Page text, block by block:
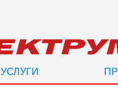
УСЛУГИ